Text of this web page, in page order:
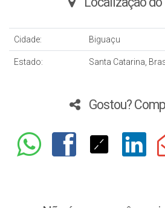
Cidade: Biguaçu
Estado: Santa Catarina,
Gostou?